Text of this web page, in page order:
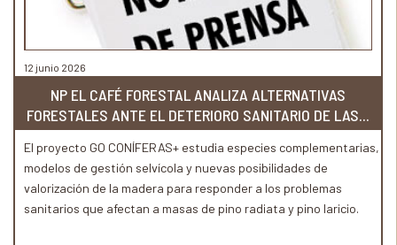
12 junio 2026
NP EL CAFÉ FORESTAL ANALIZA ALTERNATIVAS
FORESTALES ANTE EL DETERIORO SANITARIO DE LAS...
El proyecto GO CONÍFERAS+ estudia especies complementarias,
modelos de gestión selvícola y nuevas posibilidades de
valorización de la madera para responder a los problemas
sanitarios que afectan a masas de pino radiata y pino laricio.